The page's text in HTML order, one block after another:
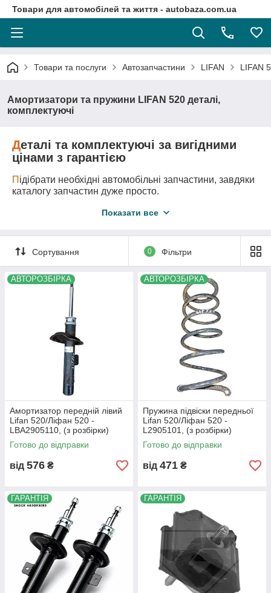
Товари для автомобілей та життя - autobaza.com.ua
Товари та послуги Автозапчастини LIFAN LIFAN
Амортизатори та пружини LIFAN 520 деталі,
комплектуючі
Деталі та комплектуючі за вигідними
цінами з гарантією
П ідібрати необхідні автомобільні запчастини, завдяки
каталогу запчастин дуже просто.
логістичними компаніями.
вигідними цінами!
Ми підберемо всі необхідні вам запчастини та
деталі навіть якщо ви не знаєте її точного
ля цього вам достатньо звя'затися з нами за
+380 (67) 505-21-32
і ми підберемо потрібні вам
кщо необхідної вам запчастини не виявилося в
Будь ласка, зателефонуйте нам.
и запропонуємо вам самий оптимальний
Це суттєво збереже Ваш час та гроші!
Показати все
Сортування 0 Фільтри
АВТОРОЗБІРКА
Амортизатор передній лівий
Lifan 520/Ліфан 520 -
LBA2905110, (з розбірки)
Готово до відправки
від 576 ₴
АВТОРОЗБІРКА
Пружина підвіски передньої
Lifan 520/Ліфан 520 -
L2905101, (з розбірки)
Готово до відправки
від 471 ₴
ГАРАНТІЯ ГАРАНТІЯ